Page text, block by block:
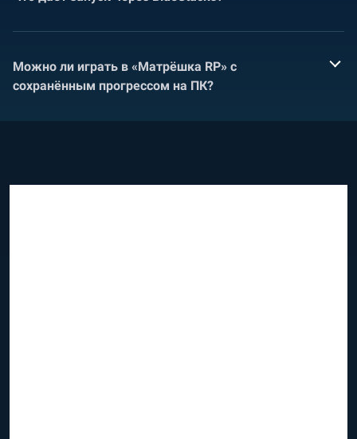
Можно ли играть в «Матрёшка RP» с
сохранённым прогрессом на ПК?